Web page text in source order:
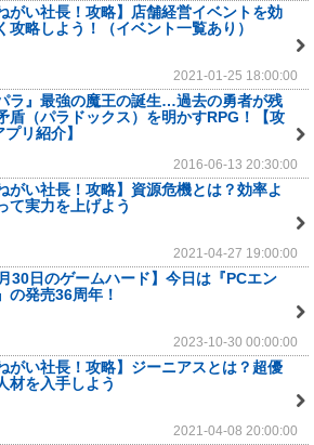
がい社長！攻略】店舗経営イベントを効
攻略しよう！（イベント一覧あり）
2021-01-25 18:00:00
ラ』最強の魔王の誕生…過去の勇者が残
盾（パラドックス）を明かすRPG！【攻
リ紹介】
2016-06-13 20:30:00
がい社長！攻略】資源危機とは？効率よ
て実力を上げよう
2021-04-27 19:00:00
月30日のゲームハード】今日は『PCエン
の発売36周年！
2023-10-30 00:00:00
がい社長！攻略】ジーニアスとは？超優
材を入手しよう
2021-04-08 20:00:00